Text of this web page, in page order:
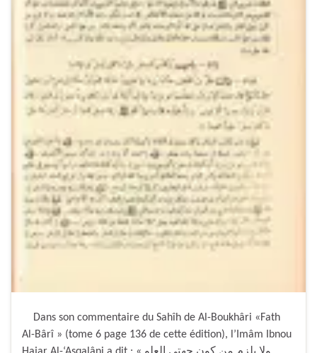
Dans son commentaire du Sahîh de Al-Boukhâri «Fath
Al-Bârî » (tome 6 page 136 de cette édition), l’Imâm Ibnou